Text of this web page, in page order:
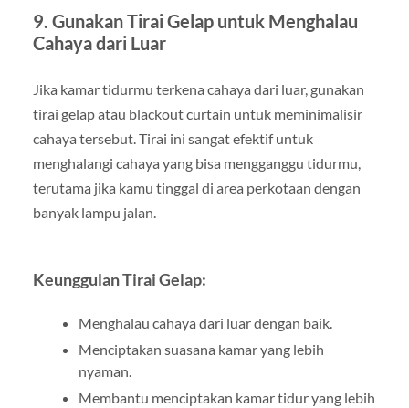
9. Gunakan Tirai Gelap untuk Menghalau
Cahaya dari Luar
Jika kamar tidurmu terkena cahaya dari luar, gunakan
tirai gelap atau blackout curtain untuk meminimalisir
cahaya tersebut. Tirai ini sangat efektif untuk
menghalangi cahaya yang bisa mengganggu tidurmu,
terutama jika kamu tinggal di area perkotaan dengan
banyak lampu jalan.
Keunggulan Tirai Gelap:
Menghalau cahaya dari luar dengan baik.
Menciptakan suasana kamar yang lebih
nyaman.
Membantu menciptakan kamar tidur yang lebih